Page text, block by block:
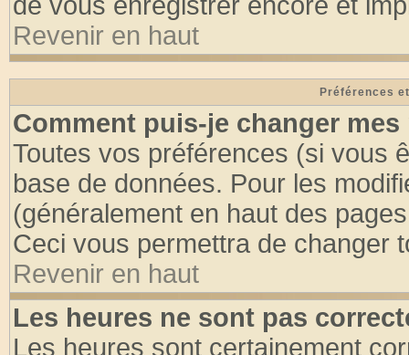
Revenir en haut
Préférences
Comment puis-je changer mes
Toutes vos préférences (si vous
base de données. Pour les
(généralement en haut des
Ceci vous permettra de changer
Revenir en haut
Les heures ne sont pas
Les heures sont certainement